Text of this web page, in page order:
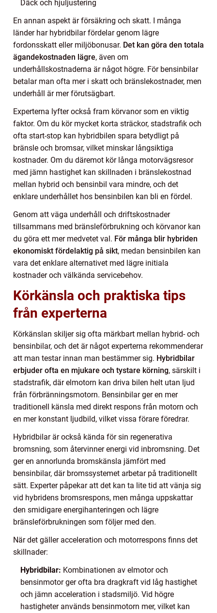
Däck och hjuljustering
En annan aspekt är försäkring och skatt. I många
länder har hybridbilar fördelar genom lägre
fordonsskatt eller miljöbonusar. Det kan göra den totala
ägandekostnaden lägre, även om
underhållskostnaderna är något högre. För bensinbilar
betalar man ofta mer i skatt och bränslekostnader, men
underhåll är mer förutsägbart.
Experterna lyfter också fram körvanor som en viktig
faktor. Om du kör mycket korta sträckor, stadstrafik och
ofta start-stop kan hybridbilen spara betydligt på
bränsle och bromsar, vilket minskar långsiktiga
kostnader. Om du däremot kör långa motorvägsresor
med jämn hastighet kan skillnaden i bränslekostnad
mellan hybrid och bensinbil vara mindre, och det
enklare underhållet hos bensinbilen kan bli en fördel.
Genom att väga underhåll och driftskostnader
tillsammans med bränsleförbrukning och körvanor kan
du göra ett mer medvetet val. För många blir hybriden
ekonomiskt fördelaktig på sikt, medan bensinbilen kan
vara det enklare alternativet med lägre initiala
kostnader och välkända servicebehov.
Körkänsla och praktiska tips
från experterna
Körkänslan skiljer sig ofta märkbart mellan hybrid- och
bensinbilar, och det är något experterna rekommenderar
att man testar innan man bestämmer sig. Hybridbilar
erbjuder ofta en mjukare och tystare körning, särskilt i
stadstrafik, där elmotorn kan driva bilen helt utan ljud
från förbränningsmotorn. Bensinbilar ger en mer
traditionell känsla med direkt respons från motorn och
en mer konstant ljudbild, vilket vissa förare föredrar.
Hybridbilar är också kända för sin regenerativa
bromsning, som återvinner energi vid inbromsning. Det
ger en annorlunda bromskänsla jämfört med
bensinbilar, där bromssystemet arbetar på traditionellt
sätt. Experter påpekar att det kan ta lite tid att vänja sig
vid hybridens bromsrespons, men många uppskattar
den smidigare energihanteringen och lägre
bränsleförbrukningen som följer med den.
När det gäller acceleration och motorrespons finns det
skillnader:
Hybridbilar: Kombinationen av elmotor och
bensinmotor ger ofta bra dragkraft vid låg hastighet
och jämn acceleration i stadsmiljö. Vid högre
hastigheter används bensinmotorn mer, vilket kan